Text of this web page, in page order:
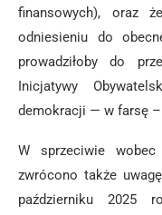
finansowych), oraz
odniesieniu do
prowadziłoby do
Inicjatywy
demokracji — w farsę –
W sprzeciwie
zwrócono także
październiku 2025